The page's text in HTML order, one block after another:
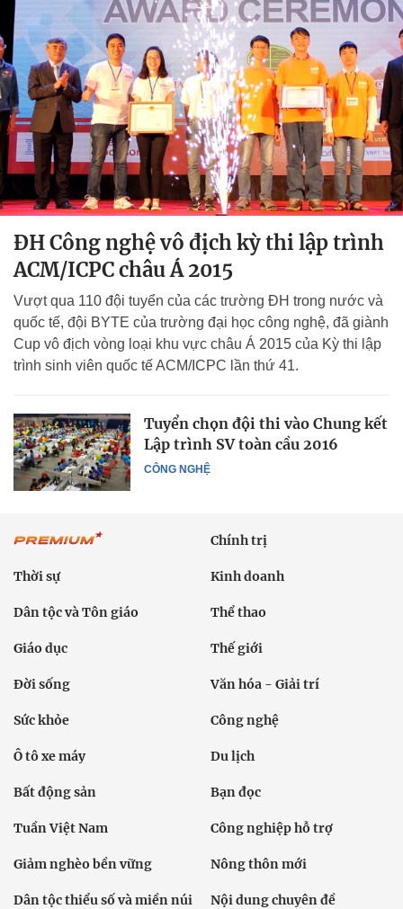
ĐH Công nghệ vô địch kỳ thi lập trình
ACM/ICPC châu Á 2015
Vượt qua 110 đội tuyển của các trường ĐH trong nước và
quốc tế, đội BYTE của trường đại học công nghệ, đã giành
Cup vô địch vòng loại khu vực châu Á 2015 của Kỳ thi lập
trình sinh viên quốc tế ACM/ICPC lần thứ 41.
CÔNG NGHỆ
Tuyển chọn đội thi vào Chung kết
Lập trình SV toàn cầu 2016
Chính trị
Thời sự Kinh doanh
Dân tộc và Tôn giáo Thể thao
Giáo dục Thế giới
Đời sống Văn hóa - Giải trí
Sức khỏe Công nghệ
Ô tô xe máy Du lịch
Bất động sản Bạn đọc
Tuần Việt Nam Công nghiệp hỗ trợ
Giảm nghèo bền vững Nông thôn mới
Dân tộc thiểu số và miền núi Nội dung chuyên đề